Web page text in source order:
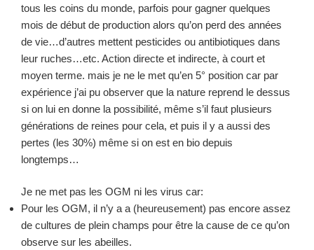
tous les coins du monde, parfois pour gagner quelques
mois de début de production alors qu’on perd des années
de vie…d’autres mettent pesticides ou antibiotiques dans
leur ruches…etc. Action directe et indirecte, à court et
moyen terme. mais je ne le met qu’en 5° position car par
expérience j’ai pu observer que la nature reprend le dessus
si on lui en donne la possibilité, même s’il faut plusieurs
générations de reines pour cela, et puis il y a aussi des
pertes (les 30%) même si on est en bio depuis
longtemps…
Je ne met pas les OGM ni les virus car:
Pour les OGM, il n’y a a (heureusement) pas encore assez
de cultures de plein champs pour être la cause de ce qu’on
observe sur les abeilles.